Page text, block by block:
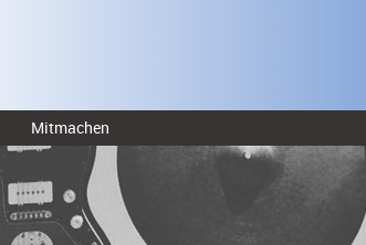
Mitmachen